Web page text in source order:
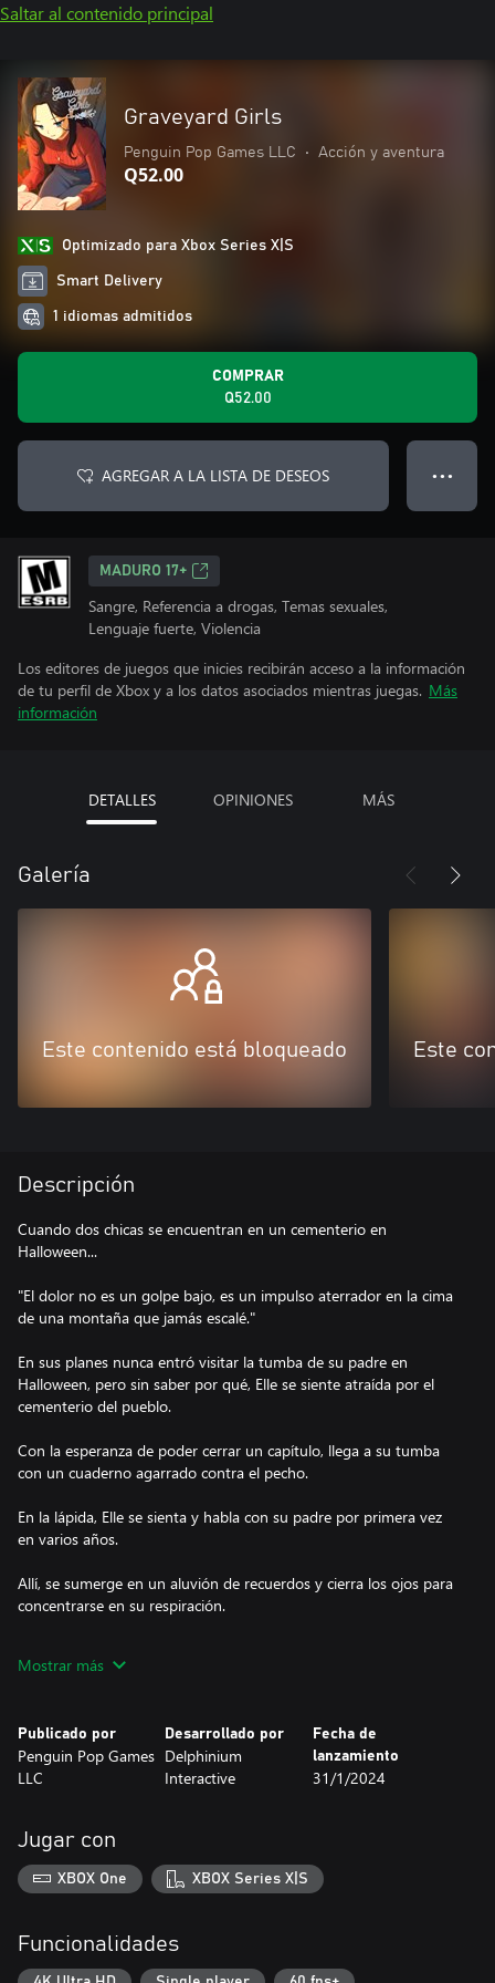
Saltar al contenido principal
Graveyard Girls
Penguin Pop Games LLC • Acción y aventura
Q52.00
Optimizado para Xbox Series X|S
Smart Delivery
1 idiomas admitidos
COMPRAR
Q52.00
AGREGAR A LA LISTA DE DESEOS ● ● ●
MADURO 17+
Sangre, Referencia a drogas, Temas sexuales,
Lenguaje fuerte, Violencia
Los editores de juegos que inicies recibirán acceso a la información
de tu perfil de Xbox y a los datos asociados mientras juegas. Más
información
DETALLES OPINIONES MÁS
Galería
Este contenido está bloqueado Este
Descripción
Cuando dos chicas se encuentran en un cementerio en
Halloween...
"El dolor no es un golpe bajo, es un impulso aterrador en la cima
de una montaña que jamás escalé."
En sus planes nunca entró visitar la tumba de su padre en
Halloween, pero sin saber por qué, Elle se siente atraída por el
cementerio del pueblo.
Con la esperanza de poder cerrar un capítulo, llega a su tumba
con un cuaderno agarrado contra el pecho.
En la lápida, Elle se sienta y habla con su padre por primera vez
en varios años.
Allí, se sumerge en un aluvión de recuerdos y cierra los ojos para
concentrarse en su respiración.
marche, aparece una desconocida.
colisionan dos mundos en duelo...
sobre las complicaciones del duelo y la superación de dificultades.
Recoge los “garabatos” de Elle para descubrir sus luchas, entabla
amistad con una chica misteriosa y habla sobre la muerte y la
pérdida.
Mostrar más
Publicado por
Penguin Pop Games
LLC
Desarrollado por
Delphinium
Interactive
Fecha de
lanzamiento
31/1/2024
Jugar con
XBOX One XBOX Series X|S
Funcionalidades